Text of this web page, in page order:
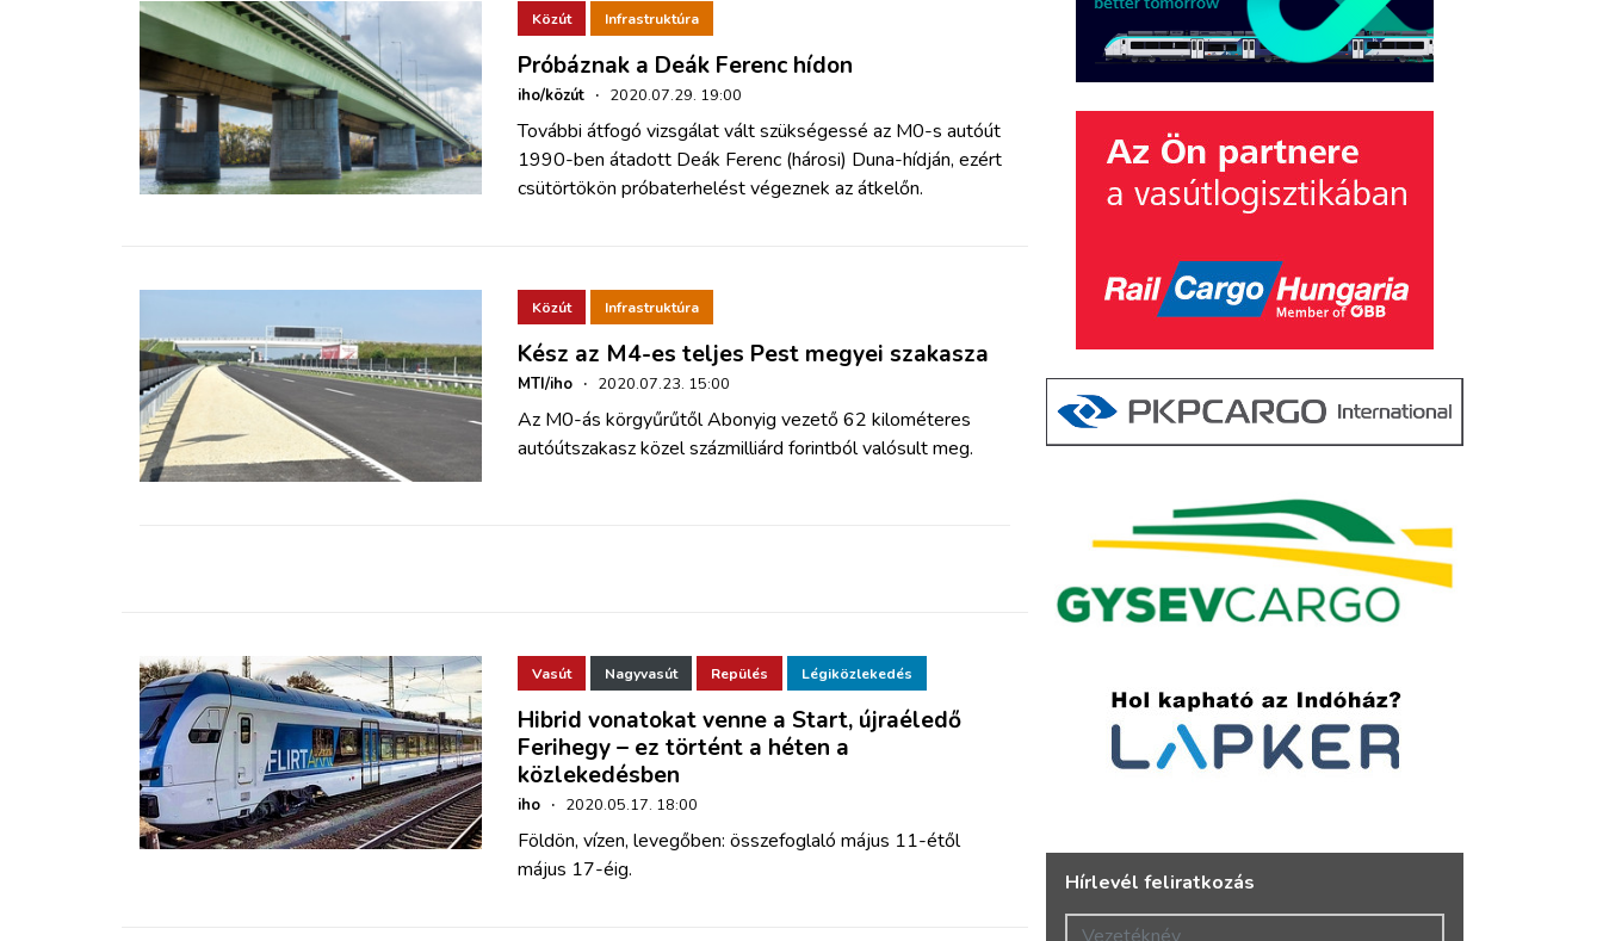
Közút Infrastruktúra
Próbáznak a Deák Ferenc hídon
iho/közút · 2020.07.29. 19:00
További átfogó vizsgálat vált szükségessé az M0-s autóút
1990-ben átadott Deák Ferenc (hárosi) Duna-hídján, ezért
csütörtökön próbaterhelést végeznek az átkelőn.
Közút Infrastruktúra
Kész az M4-es teljes Pest megyei szakasza
MTI/iho · 2020.07.23. 15:00
Az M0-ás körgyűrűtől Abonyig vezető 62 kilométeres
autóútszakasz közel százmilliárd forintból valósult meg.
Vasút Nagyvasút Repülés Légiközlekedés
Hibrid vonatokat venne a Start, újraéledő
Ferihegy – ez történt a héten a
közlekedésben
iho · 2020.05.17. 18:00
Földön, vízen, levegőben: összefoglaló május 11-étől
május 17-éig.
Hírlevél feliratkozás
Vezetéknév